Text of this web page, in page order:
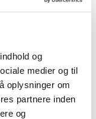
og
medier og til
oplysninger om
partnere inden
og
dag lørdag den
dag:
og
Ole Backer
Kirke.